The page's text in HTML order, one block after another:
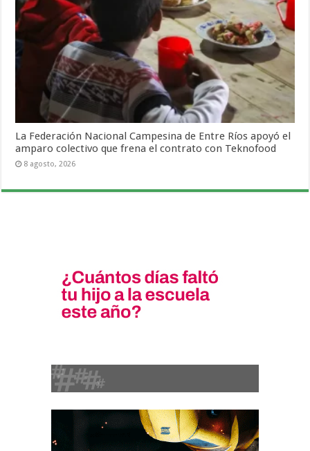
La Federación Nacional Campesina de Entre Ríos apoyó el
amparo colectivo que frena el contrato con Teknofood
8 agosto, 2026